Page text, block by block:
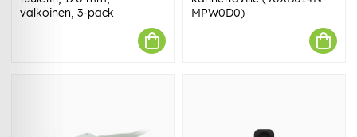
valkoinen, 3-pack
MPW0D0)